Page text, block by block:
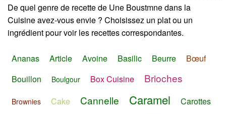
De quel genre de recette de Une Boustmne dans la
Cuisine avez-vous envie ? Choisissez un plat ou un
ingrédient pour voir les recettes correspondantes.
Ananas Article Avoine Basilic Beurre
Bœuf
Bouillon
Boulgour Box Cuisine Brioches
Brownies Cake Cannelle Caramel Carottes